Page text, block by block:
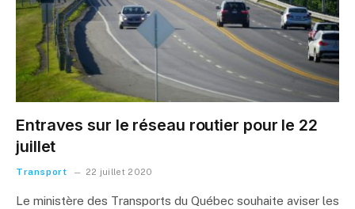
Entraves sur le réseau routier pour le 22
juillet
Transport 22 juillet 2020
Le ministère des Transports du Québec souhaite aviser les